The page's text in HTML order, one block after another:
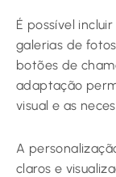
É possível
galerias de
botões de
adaptação
visual e as
A
claros e